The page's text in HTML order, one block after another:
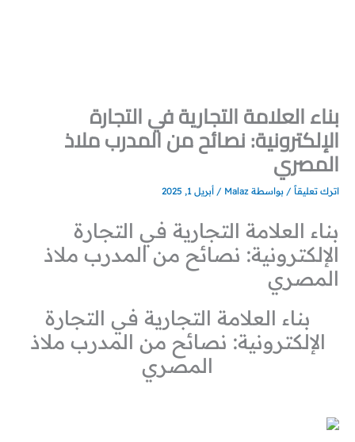
بناء العلامة التجارية في التجارة
الإلكترونية: نصائح من المدرب ملاذ
المصري
اترك تعليقاً / بواسطة Malaz
/ أبريل 1, 2025
بناء العلامة التجارية في التجارة
الإلكترونية: نصائح من المدرب ملاذ
المصري
بناء العلامة التجارية في التجارة
الإلكترونية: نصائح من المدرب ملاذ
المصري